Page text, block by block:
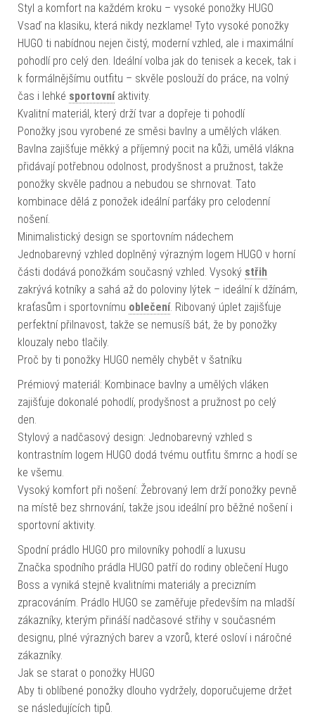
Styl a komfort na každém kroku – vysoké ponožky HUGO
Vsaď na klasiku, která nikdy nezklame! Tyto vysoké ponožky
HUGO ti nabídnou nejen čistý, moderní vzhled, ale i maximální
pohodlí pro celý den. Ideální volba jak do tenisek a kecek, tak i
k formálnějšímu outfitu – skvěle poslouží do práce, na volný
čas i lehké sportovníaktivity.
Kvalitní materiál, který drží tvar a dopřeje ti pohodlí
Ponožky jsou vyrobené ze směsi bavlny a umělých vláken.
Bavlna zajišťuje měkký a příjemný pocit na kůži, umělá vlákna
přidávají potřebnou odolnost, prodyšnost a pružnost, takže
ponožky skvěle padnou a nebudou se shrnovat. Tato
kombinace dělá z ponožek ideální parťáky pro celodenní
nošení.
Minimalistický design se sportovním nádechem
Jednobarevný vzhled doplněný výrazným logem HUGO v horní
části dodává ponožkám současný vzhled. Vysoký střih
zakrývá kotníky a sahá až do poloviny lýtek – ideální k džínám,
kraťasům i sportovnímu oblečení. Ribovaný úplet zajišťuje
perfektní přilnavost, takže se nemusíš bát, že by ponožky
klouzaly nebo tlačily.
Proč by ti ponožky HUGO neměly chybět v šatníku
Prémiový materiál: Kombinace bavlny a umělých vláken
zajišťuje dokonalé pohodlí, prodyšnost a pružnost po celý
den.
Stylový a nadčasový design: Jednobarevný vzhled s
kontrastním logem HUGO dodá tvému outfitu šmrnc a hodí se
ke všemu.
Vysoký komfort při nošení: Žebrovaný lem drží ponožky pevně
na místě bez shrnování, takže jsou ideální pro běžné nošení i
sportovní aktivity.
Spodní prádlo HUGO pro milovníky pohodlí a luxusu
Značka spodního prádla HUGO patří do rodiny oblečení Hugo
Boss a vyniká stejně kvalitními materiály a precizním
zpracováním. Prádlo HUGO se zaměřuje především na mladší
zákazníky, kterým přináší nadčasové střihy v současném
designu, plné výrazných barev a vzorů, které osloví i náročné
zákazníky.
Jak se starat o ponožky HUGO
Aby ti oblíbené ponožky dlouho vydržely, doporučujeme držet
se následujících tipů.